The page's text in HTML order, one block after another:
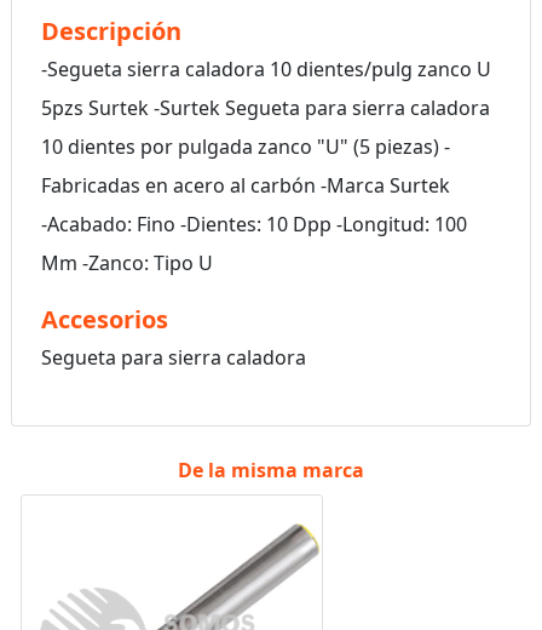
Descripción
-Segueta sierra caladora 10 dientes/pulg zanco U
5pzs Surtek -Surtek Segueta para sierra caladora
10 dientes por pulgada zanco "U" (5 piezas) -
Fabricadas en acero al carbón -Marca Surtek
-Acabado: Fino -Dientes: 10 Dpp -Longitud: 100
Mm -Zanco: Tipo U
Accesorios
Segueta para sierra caladora
De la misma marca